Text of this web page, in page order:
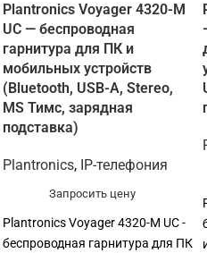
Plantronics Voyager 4320-M
UC — беспроводная
гарнитура для ПК и
мобильных устройств
(Bluetooth, USB-A, Stereo,
MS Тимс, зарядная
подставка)
Plantronics, IP-телефония
Запросить цену
Plantronics Voyager 4320-M UC -
беспроводная гарнитура для ПК